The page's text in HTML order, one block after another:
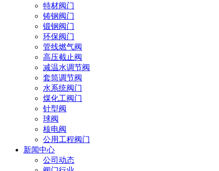
特材阀门
铸钢阀门
锻钢阀门
环保阀门
管线燃气阀
高压截止阀
减温水调节阀
套筒调节阀
水系统阀门
煤化工阀门
针型阀
球阀
核电阀
公用工程阀门
新闻中心
公司动态